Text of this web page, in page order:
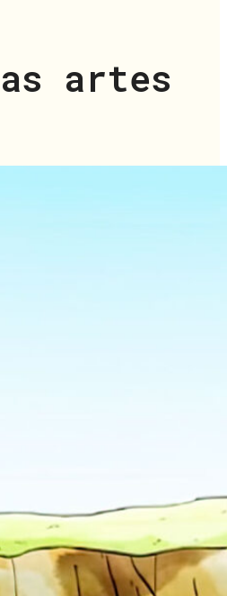
artes